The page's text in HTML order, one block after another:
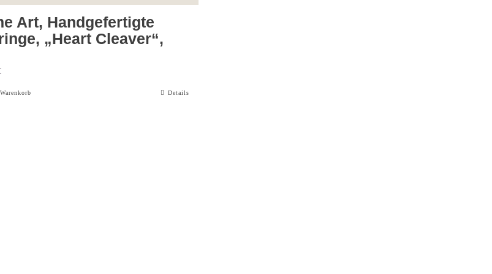
Art, Handgefertigte
„Heart Cleaver“,
Details